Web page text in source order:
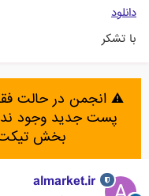
دانلود
با تشکر
⚠️ انجمن در حالت
پست جدید وجود
بخش تیکت
almarket.ir